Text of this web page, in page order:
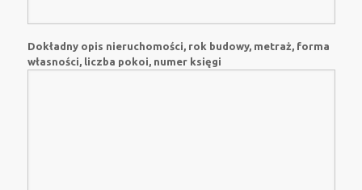
Dokładny opis nieruchomości, rok budowy, metraż, forma
własności, liczba pokoi, numer księgi